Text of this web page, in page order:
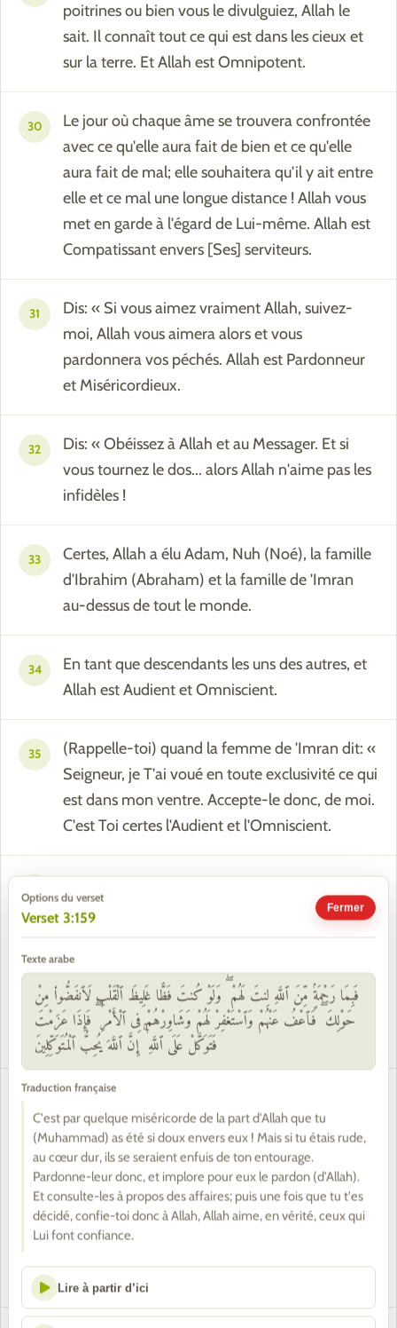
poitrines ou bien vous le divulguiez, Allah le
sait. Il connaît tout ce qui est dans les cieux et
sur la terre. Et Allah est Omnipotent.
30
Le jour où chaque âme se trouvera confrontée
avec ce qu'elle aura fait de bien et ce qu'elle
aura fait de mal; elle souhaitera qu'il y ait entre
elle et ce mal une longue distance ! Allah vous
met en garde à l'égard de Lui-même. Allah est
Compatissant envers [Ses] serviteurs.
31
Dis: « Si vous aimez vraiment Allah, suivez-
moi, Allah vous aimera alors et vous
pardonnera vos péchés. Allah est Pardonneur
et Miséricordieux.
32
Dis: « Obéissez à Allah et au Messager. Et si
vous tournez le dos... alors Allah n'aime pas les
infidèles !
33
Certes, Allah a élu Adam, Nuh (Noé), la famille
d'Ibrahim (Abraham) et la famille de 'Imran
au-dessus de tout le monde.
34
En tant que descendants les uns des autres, et
Allah est Audient et Omniscient.
35
(Rappelle-toi) quand la femme de 'Imran dit: «
Seigneur, je T'ai voué en toute exclusivité ce qui
est dans mon ventre. Accepte-le donc, de moi.
C'est Toi certes l'Audient et l'Omniscient.
Seigneur, voilà que j'ai accouché d'une fille » or
Le garçon n'est pas comme la fille. « Je l'ai
nommée Maryam (Marie), et je la place, ainsi
que sa descendance, sous Ta protection contre
le Diable, le banni ».
Son Seigneur l'agréa alors du bon agrément, la
fit croître en belle croissance. Et Il en confia la
garde à Zakariyya (Zacharie). Chaque fois que
celui-ci entrait auprès d'elle dans le Sanctuaire,
il trouvait près d'elle de la nourriture. Il dit: « Ô
Maryam (Marie), d'où te vient cette nourriture
certes la nourriture à qui Il veut sans compter.
Options du verset
Verset 3:159
Fermer
Texte arabe
فَبِمَا رَحْمَةٍۢ مِّنَ ٱللَّهِ لِنتَ لَهُمْ ۖ وَلَوْ كُنتَ فَظًّا غَلِيظَ ٱلْقَلْبِ لَٱنفَضُّوا۟ مِنْ
حَوْلِكَ ۖ فَٱعْفُ عَنْهُمْ وَٱسْتَغْفِرْ لَهُمْ وَشَاوِرْهُمْ فِى ٱلْأَمْرِ ۖ فَإِذَا عَزَمْتَ
فَتَوَكَّلْ عَلَى ٱللَّهِ ۚ إِنَّ ٱللَّهَ يُحِبُّ ٱلْمُتَوَكِّلِينَ
Traduction française
C'est par quelque miséricorde de la part d'Allah que tu
(Muhammad) as été si doux envers eux ! Mais si tu étais rude,
au cœur dur, ils se seraient enfuis de ton entourage.
Pardonne-leur donc, et implore pour eux le pardon (d'Allah).
Et consulte-les à propos des affaires; puis une fois que tu t'es
décidé, confie-toi donc à Allah, Allah aime, en vérité, ceux qui
Lui font confiance.
Lire à partir d’ici